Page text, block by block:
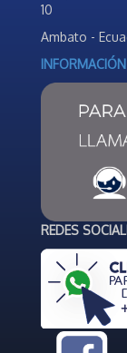
10
Ambato -
REDES